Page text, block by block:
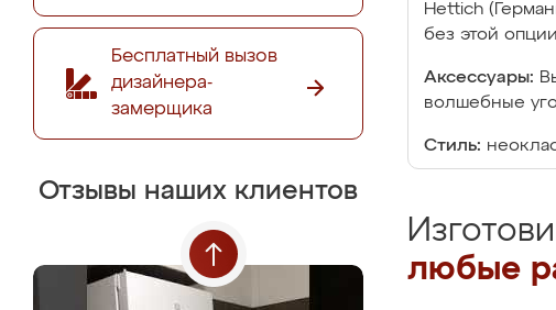
Бесплатный вызов
дизайнера-
замерщика
Отзывы наших клиентов
Hettich
без этой опции
Аксессуары:
волшебные
Стиль:
любые